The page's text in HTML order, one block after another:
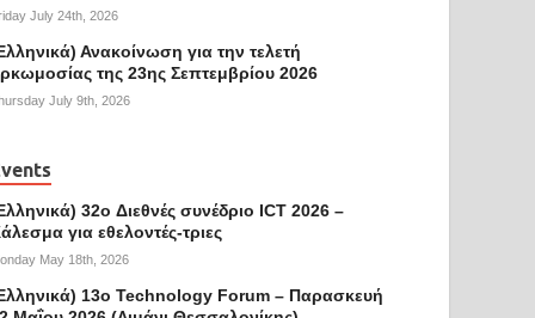
July 24th, 2026
Ανακοίνωση για την τελετή
της 23ης Σεπτεμβρίου 2026
July 9th, 2026
32o Διεθνές συνέδριο ICT 2026 –
για εθελοντές-τριες
May 18th, 2026
13ο Technology Forum – Παρασκευή